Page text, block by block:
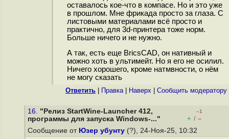
оставалось кое-что в компасе. Но и это уже
в прошлом. Мне фрикада просто за глаза. С
листовыми материалами всё просто и
практично, для 3d-принтера тоже норм.
Больше ничего и не нужно.
А так, есть еще BricsCAD, он нативный и
можно хоть в ультимейт. Но я его не осилил.
Ничего хорошего, кроме натмвности, о нём
не могу сказать
Ответить Правка| Наверх Cообщить модератору
16. "Релиз StartWine-Launcher 412,
программы для запуска Windows-..."
–1
+ / –
Сообщение от Юзер убунту (?), 24-Ноя-25, 10:32